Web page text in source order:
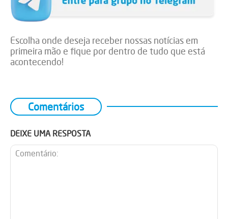
Escolha onde deseja receber nossas notícias em
primeira mão e fique por dentro de tudo que está
acontecendo!
Comentários
DEIXE UMA RESPOSTA